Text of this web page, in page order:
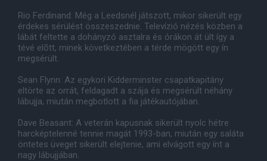
Rio Ferdinand: Még a Leedsnél játszott, mikor sikerült egy
érdekes sérülést összeszednie. Televízió nézés közben a
lábát feltette a dohányzó asztalra és órákon át ült így a
tévé elõtt, minek következtében a térde mögött egy ín
megsérült.
Sean Flynn: Az egykori Kidderminster csapatkapitány
eltörte az orrát, feldagadt a szája és megsérült néhány
lábujja, miután megbotlott a fia játékautójában.
Dave Beasant: A veterán kapusnak sikerült nyolc hétre
harcképtelenné tennie magát 1993-ban, miután egy saláta
öntetes üveget sikerült elejtenie, ami elvágott egy ínt a
nagy lábujjában.